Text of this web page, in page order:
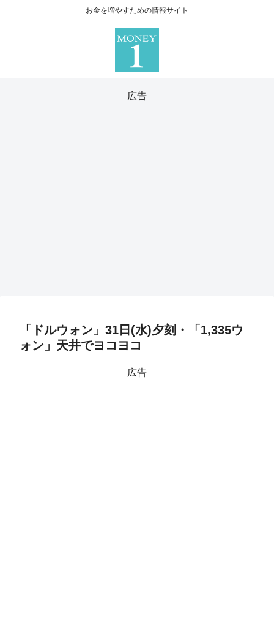
お金を増やすための情報サイト
広告
「ドルウォン」31日(水)夕刻・「1,335ウ
ォン」天井でヨコヨコ
広告